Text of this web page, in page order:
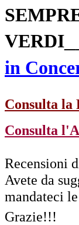
VERDI
in
Consulta la
Consulta
Recensioni
Avete da
mandateci
Grazie!!!